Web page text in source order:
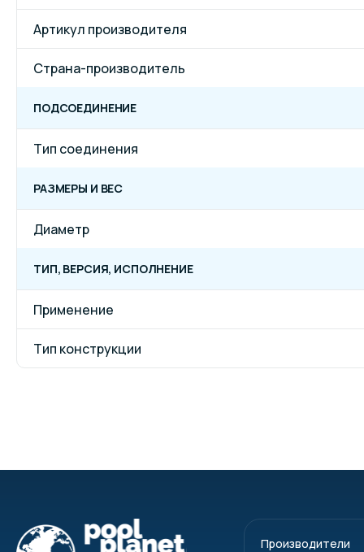
Артикул производителя
Страна-производитель
ПОДСОЕДИНЕНИЕ
Тип соединения
РАЗМЕРЫ И ВЕС
Диаметр
ТИП, ВЕРСИЯ, ИСПОЛНЕНИЕ
Применение
Тип конструкции
Производители